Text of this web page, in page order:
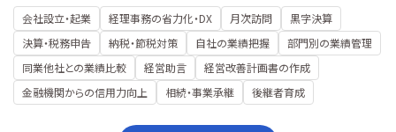
会社設立・起業 経理事務の省力化・DX 月次訪問
黒字決算
決算・税務申告
納税・節税対策 自社の業績把握
部門別の業績管理
同業他社との業績比較
経営助言
経営改善計画書の作成
金融機関からの信用力向上
相続・事業承継 後継者育成